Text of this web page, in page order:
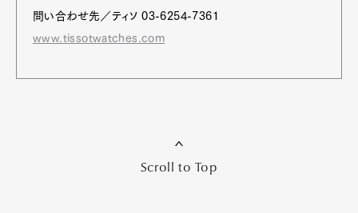
問い合わせ先／ティソ 03-6254-7361
www.tissotwatches.com
Scroll to Top